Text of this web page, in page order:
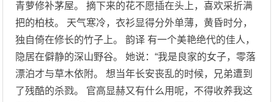
青萝修补茅屋。 摘下来的花不愿插在头上，喜欢采折满
把的柏枝。 天气寒冷，衣衫显得分外单薄，黄昏时分，
独自倚在修长的竹子上。 韵译 有一个美艳绝代的佳人，
隐居在僻静的深山野谷。 她说：“我是良家的女子，零落
漂泊才与草木依附。 想当年长安丧乱的时候，兄弟遭到
了残酷的杀戮。 官高显赫又有什么用呢，不得收养我这